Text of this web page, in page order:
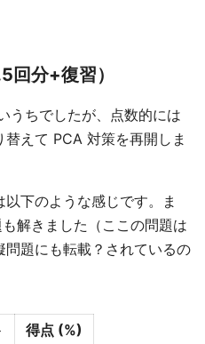
回分+復習）
うちでしたが、点数的には
えて PCA 対策を再開しま
下のような感じです。ま
解きました（ここの問題は
題にも転載？されているの
得点 (%)